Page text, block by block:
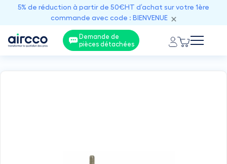
5% de réduction à partir de 50€HT d’achat sur votre 1ère
commande avec code : BIENVENUE
Demande de
pièces détachées